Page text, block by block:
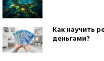
Как научить
деньгами?